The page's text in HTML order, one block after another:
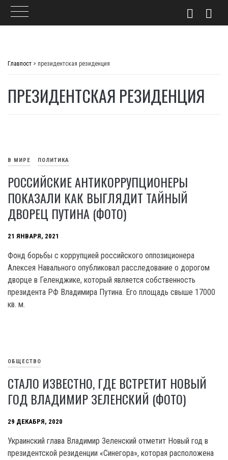
Главпост > президентская резиденция
ПРЕЗИДЕНТСКАЯ РЕЗИДЕНЦИЯ
В МИРЕ ПОЛИТИКА
РОССИЙСКИЕ АНТИКОРРУПЦИОНЕРЫ
ПОКАЗАЛИ КАК ВЫГЛЯДИТ ТАЙНЫЙ
ДВОРЕЦ ПУТИНА (ФОТО)
21 ЯНВАРЯ, 2021
Фонд борьбы с коррупцией российского оппозиционера
Алексея Навального опубликовал расследование о дорогом
дворце в Геленджике, который является собственность
президента РФ Владимира Путина. Его площадь свыше 17000
кв. м.
ОБЩЕСТВО
СТАЛО ИЗВЕСТНО, ГДЕ ВСТРЕТИТ НОВЫЙ
ГОД ВЛАДИМИР ЗЕЛЕНСКИЙ (ФОТО)
29 ДЕКАБРЯ, 2020
Украинский глава Владимир Зеленский отметит Новый год в
президентской резиденции «Синегора», которая расположена